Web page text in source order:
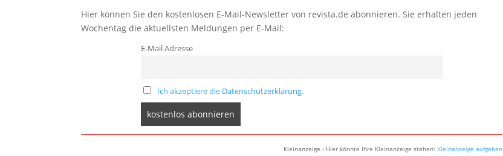
Hier können Sie den kostenlosen E-Mail-Newsletter von revista.de abonnieren. Sie erhalten jeden
Wochentag die aktuellsten Meldungen per E-Mail:
E-Mail Adresse
Ich akzeptiere die Datenschutzerklärung.
Kleinanzeige - Hier könnte Ihre Kleinanzeige stehen: Kleinanzeige aufgeben